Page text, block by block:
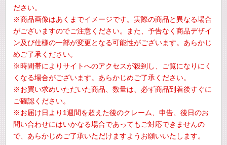
ださい。
※商品画像はあくまでイメージです。実際の商品と異なる場合
がございますのでご注意ください。また、予告なく商品デザイ
ン及び仕様の一部が変更となる可能性がございます。あらかじ
めご了承ください。
※時間帯によりサイトへのアクセスが殺到し、ご覧になりにく
くなる場合がございます。あらかじめご了承ください。
※お買い求めいただいた商品、数量は、必ず商品到着後すぐに
ご確認ください。
※お届け日より1週間を超えた後のクレーム、申告、後日のお
問い合わせにはいかなる場合であってもご対応できませんの
で、あらかじめご了承いただけますようお願いいたします。